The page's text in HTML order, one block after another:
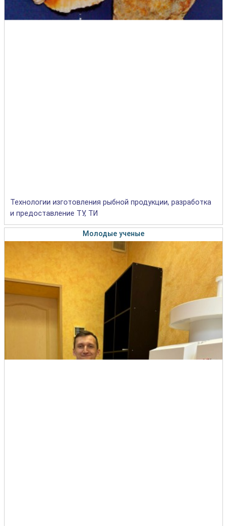
Технологии изготовления рыбной продукции, разработка
и предоставление ТУ, ТИ
Молодые ученые